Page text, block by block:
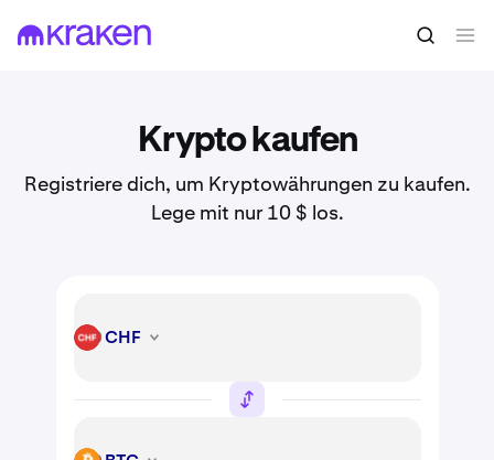
Krypto kaufen
Registriere dich, um Kryptowährungen zu kaufen.
Lege mit nur 10 $ los.
CHF CHF